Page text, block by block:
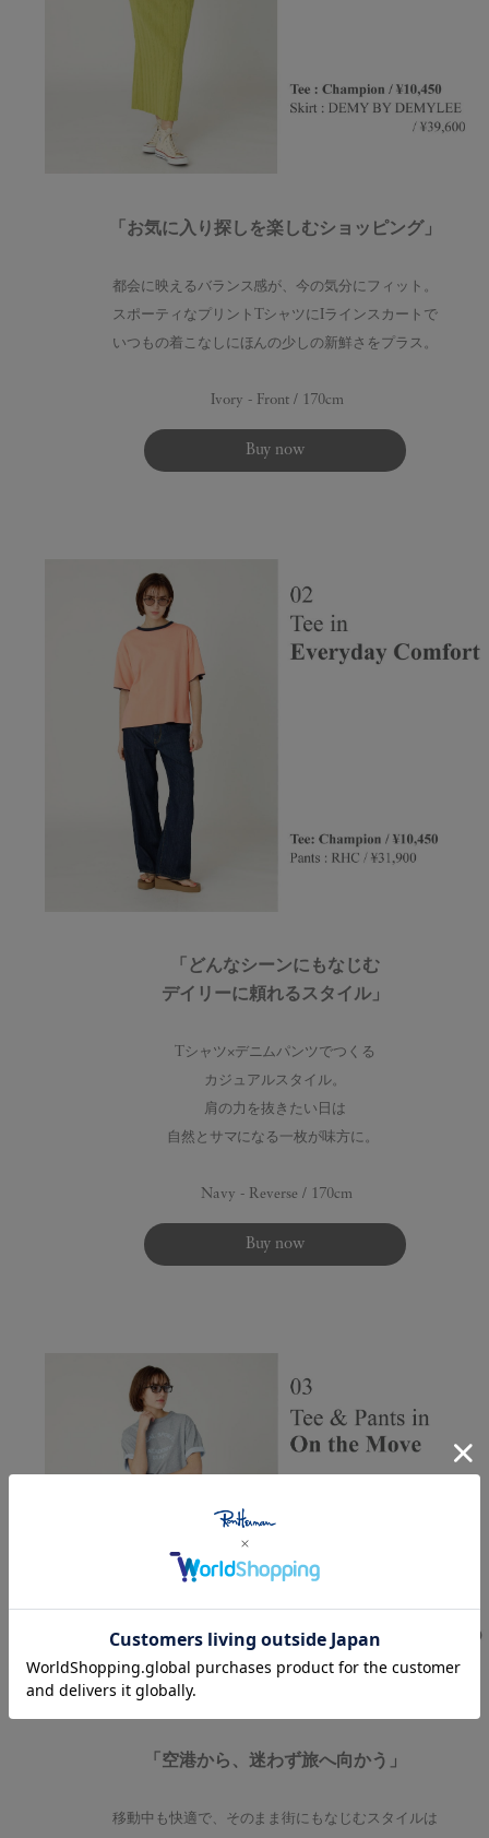
「お気に入り探しを楽しむショッピング」
都会に映えるバランス感が、今の気分にフィット。
スポーティなプリントTシャツにIラインスカートで
いつもの着こなしにほんの少しの新鮮さをプラス。
Ivory - Front / 170cm
Buy now
「どんなシーンにもなじむ
デイリーに頼れるスタイル」
Tシャツ×デニムパンツでつくる
カジュアルスタイル。
肩の力を抜きたい日は
自然とサマになる一枚が味方に。
Navy - Reverse / 170cm
Buy now
「空港から、迷わず旅へ向かう」
移動中も快適で、そのまま街にもなじむスタイルは